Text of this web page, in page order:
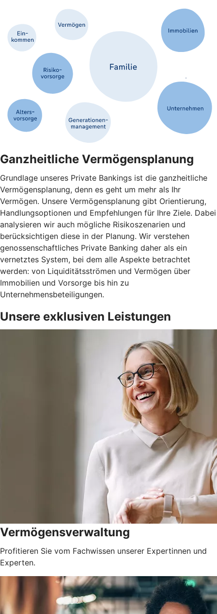
Ganzheitliche Vermögensplanung
Grundlage unseres Private Bankings ist die ganzheitliche
Vermögensplanung, denn es geht um mehr als Ihr
Vermögen. Unsere Vermögensplanung gibt Orientierung,
Handlungsoptionen und Empfehlungen für Ihre Ziele. Dabei
analysieren wir auch mögliche Risikoszenarien und
berücksichtigen diese in der Planung. Wir verstehen
genossenschaftliches Private Banking daher als ein
vernetztes System, bei dem alle Aspekte betrachtet
werden: von Liquiditätsströmen und Vermögen über
Immobilien und Vorsorge bis hin zu
Unternehmensbeteiligungen.
Unsere exklusiven Leistungen
Vermögensverwaltung
Profitieren Sie vom Fachwissen unserer Expertinnen und
Experten.